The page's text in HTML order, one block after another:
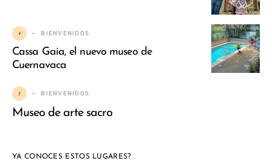
4 BIENVENIDOS
Cassa Gaia, el nuevo museo de
Cuernavaca
5 BIENVENIDOS
Museo de arte sacro
YA CONOCES ESTOS LUGARES?